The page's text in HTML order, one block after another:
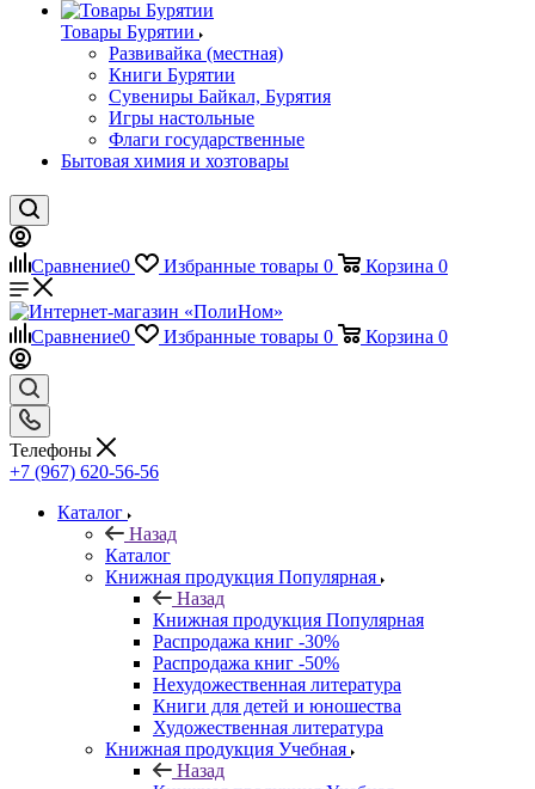
Товары Бурятии
Развивайка (местная)
Книги Бурятии
Сувениры Байкал, Бурятия
Игры настольные
Флаги государственные
Бытовая химия и хозтовары
Сравнение0 Избранные товары 0 Корзина 0
Сравнение0 Избранные товары 0 Корзина 0
Телефоны
+7 (967) 620-56-56
Каталог
Назад
Каталог
Книжная продукция Популярная
Назад
Книжная продукция Популярная
Распродажа книг -30%
Распродажа книг -50%
Нехудожественная литература
Книги для детей и юношества
Художественная литература
Книжная продукция Учебная
Назад